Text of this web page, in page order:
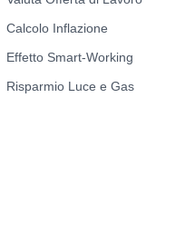
Calcolo Inflazione
Effetto Smart-Working
Risparmio Luce e Gas